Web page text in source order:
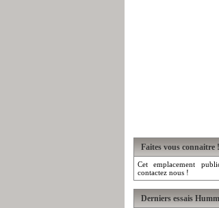
Faites vous connaitre !
Cet emplacement
contactez nous !
Derniers essais